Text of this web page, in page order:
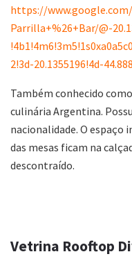
https://
Parrilla+%26+Bar/@-
2!3d-20.1355196!4d-
Também conhecido
culinária Argentina.
nacionalidade. O espaço
das mesas ficam na
descontraído.
Vetrina Rooftop